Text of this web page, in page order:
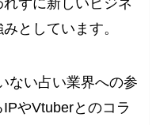
としています。
ない占い業界への参
やVtuberとのコラ